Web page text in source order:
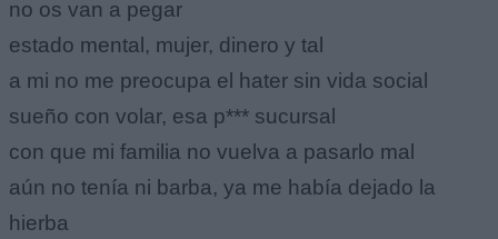
no os van a pegar
estado mental, mujer, dinero y tal
a mi no me preocupa el hater sin vida social
sueño con volar, esa p*** sucursal
con que mi familia no vuelva a pasarlo mal
aún no tenía ni barba, ya me había dejado la
hierba